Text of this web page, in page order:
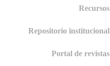
Recursos
Repositorio institucional
Portal de revistas